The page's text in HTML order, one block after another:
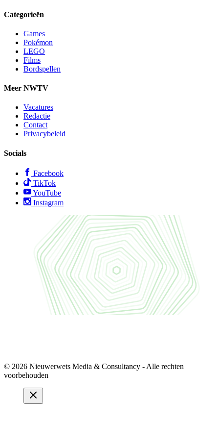
Categorieën
Games
Pokémon
LEGO
Films
Bordspellen
Meer NWTV
Vacatures
Redactie
Contact
Privacybeleid
Socials
Facebook
TikTok
YouTube
Instagram
© 2026 Nieuwerwets Media & Consultancy - Alle rechten
voorbehouden